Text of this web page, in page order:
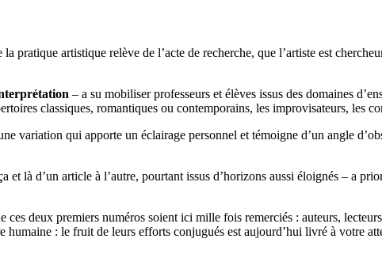
pratique artistique relève de l’acte de recherche, que l’artiste est
– a su mobiliser professeurs et élèves issus des domaines
classiques, romantiques ou contemporains, les improvisateurs, les
variation qui apporte un éclairage personnel et témoigne d’un angle
et là d’un article à l’autre, pourtant issus d’horizons aussi éloignés – a
ces deux premiers numéros soient ici mille fois remerciés : auteurs,
humaine : le fruit de leurs efforts conjugués est aujourd’hui livré à votre